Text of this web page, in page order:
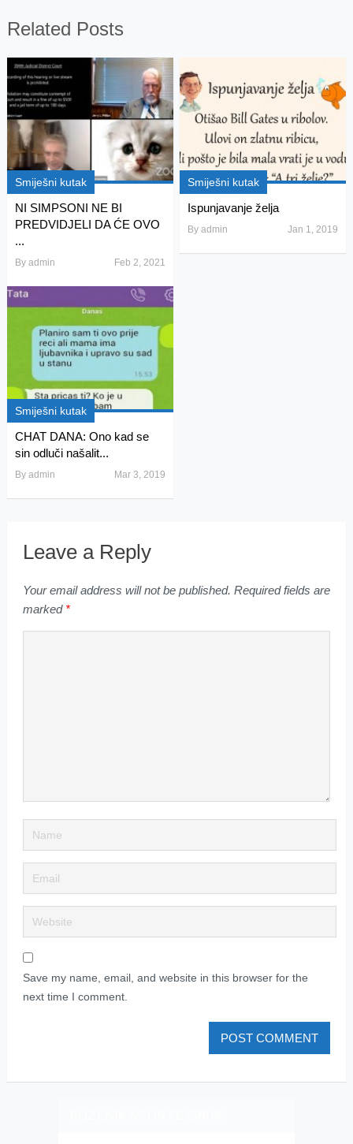
Related Posts
Smiješni kutak
NI SIMPSONI NE BI
PREDVIDJELI DA ĆE OVO
...
By admin Feb 2, 2021
Smiješni kutak
Ispunjavanje želja
Byadmin Jan 1, 2019
Smiješni kutak
CHAT DANA: Ono kad se
sin odluči našalit...
By admin Mar 3, 2019
Leave a Reply
Your email address will not be published. Required fields are
marked *
Save my name, email, and website in this browser for the
next time I comment.